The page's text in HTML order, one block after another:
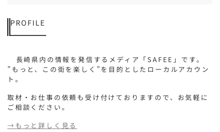
PROFILE
長崎県内の情報を発信するメディア「SAFEE」です。
”もっと、この街を楽しく”を目的としたローカルアカウン
ト。
取材・お仕事の依頼も受け付けておりますので、お気軽に
ご相談ください。
→もっと詳しく見る